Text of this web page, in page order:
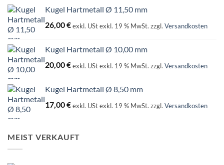
Kugel Hartmetall Ø 11,50 mm
26,00€exkl. UStexkl. 19 % MwSt. zzgl. Versandkosten
Kugel Hartmetall Ø 10,00 mm
20,00€exkl. UStexkl. 19 % MwSt. zzgl. Versandkosten
Kugel Hartmetall Ø 8,50 mm
17,00€exkl. UStexkl. 19 % MwSt. zzgl. Versandkosten
MEIST VERKAUFT